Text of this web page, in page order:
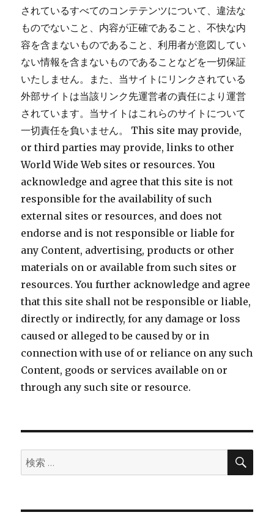
されているすべてのコンテテンツについて、違法な
ものでないこと、内容が正確であること、不快な内
容を含まないものであること、利用者が意図してい
ない情報を含まないものであることなどを一切保証
いたしません。また、当サイトにリンクされている
外部サイトは当該リンク先運営者の責任により運営
されています。当サイトはこれらのサイトについて
一切責任を負いません。 This site may provide,
or third parties may provide, links to other
World Wide Web sites or resources. You
acknowledge and agree that this site is not
responsible for the availability of such
external sites or resources, and does not
endorse and is not responsible or liable for
any Content, advertising, products or other
materials on or available from such sites or
resources. You further acknowledge and agree
that this site shall not be responsible or liable,
directly or indirectly, for any damage or loss
caused or alleged to be caused by or in
connection with use of or reliance on any such
Content, goods or services available on or
through any such site or resource.
検
索:
検